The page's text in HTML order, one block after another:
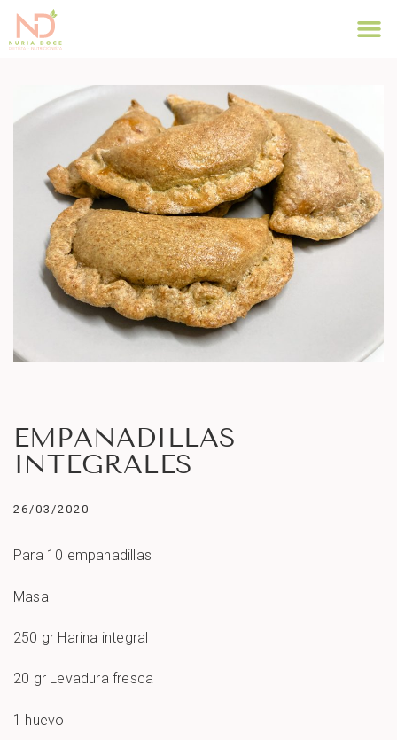
EMPANADILLAS
INTEGRALES
26/03/2020
Para 10 empanadillas
Masa
250 gr Harina integral
20 gr Levadura fresca
1 huevo